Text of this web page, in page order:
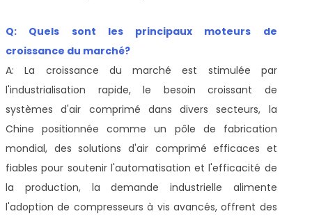
Q: Quels sont les principaux moteurs de
croissance du marché?
A: La croissance du marché est stimulée par
l'industrialisation rapide, le besoin croissant de
systèmes d'air comprimé dans divers secteurs, la
Chine positionnée comme un pôle de fabrication
mondial, des solutions d'air comprimé efficaces et
fiables pour soutenir l'automatisation et l'efficacité de
la production, la demande industrielle alimente
l'adoption de compresseurs à vis avancés, offrent des